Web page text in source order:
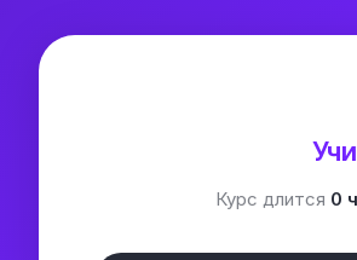
Курс длится 0